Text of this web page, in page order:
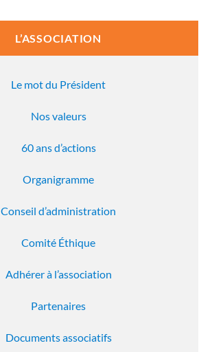
L’ASSOCIATION
Le mot du Président
Nos valeurs
60 ans d’actions
Organigramme
Conseil d’administration
Comité Éthique
Adhérer à l’association
Partenaires
Documents associatifs